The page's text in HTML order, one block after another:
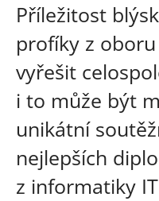
Příležitost
profíky z
vyřešit
i to může být
unikátní
nejlepších
z informatiky IT